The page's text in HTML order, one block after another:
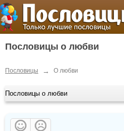
Пословицы о любви
Пословицы → О любви
Пословицы о любви